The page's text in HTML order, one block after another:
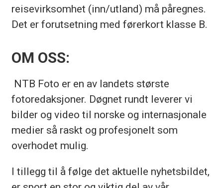
reisevirksomhet (inn/utland) må påregnes.
Det er forutsetning med førerkort klasse B.
OM OSS:
NTB Foto er en av landets største
fotoredaksjoner. Døgnet rundt leverer vi
bilder og video til norske og internasjonale
medier så raskt og profesjonelt som
overhodet mulig.
I tillegg til å følge det aktuelle nyhetsbildet,